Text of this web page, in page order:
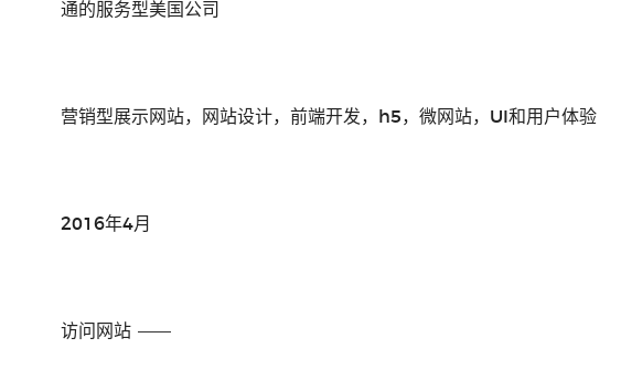
通的服务型美国公司
营销型展示网站，网站设计，前端开发，h5，微网站，UI和用户体验
2016年4月
访问网站